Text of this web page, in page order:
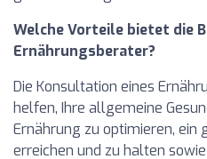
Welche Vorteile bietet die
Ernährungsberater?
Die Konsultation eines
helfen, Ihre allgemeine
Ernährung zu optimieren, ein
erreichen und zu halten